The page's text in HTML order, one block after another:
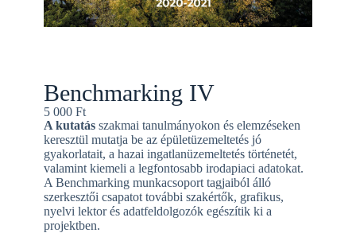
Benchmarking IV
5 000 Ft
A kutatásszakmai tanulmányokon és elemzéseken
keresztül mutatja be az épületüzemeltetés jó
gyakorlatait, a hazai ingatlanüzemeltetés történetét,
valamint kiemeli a legfontosabb irodapiaci adatokat.
A Benchmarking munkacsoport tagjaiból álló
szerkesztői csapatot további szakértők, grafikus,
nyelvi lektor és adatfeldolgozók egészítik ki a
projektben.